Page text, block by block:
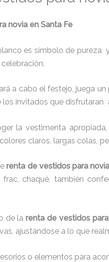
novia en Santa Fe
es símbolo de pureza
a cabo el festejo, juega
los invitados que
la vestimenta
claros, largas colas,
renta de vestidos para
chaqué, también
de larenta de vestidos
ajustándose a lo que
o elementos para